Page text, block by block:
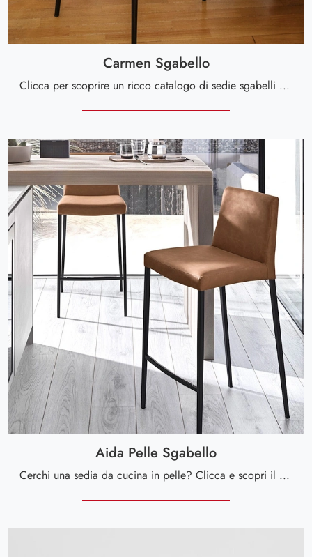
Carmen Sgabello
Clicca per scoprire un ricco catalogo di sedie sgabelli per stanze moderne: il modello Carmen Sgabello di Calligaris ti sta aspettando!
Aida Pelle Sgabello
Cerchi una sedia da cucina in pelle? Clicca e scopri il modello Aida Pelle Sgabello di Calligaris per ultimare i tuoi locali alla perfezione.